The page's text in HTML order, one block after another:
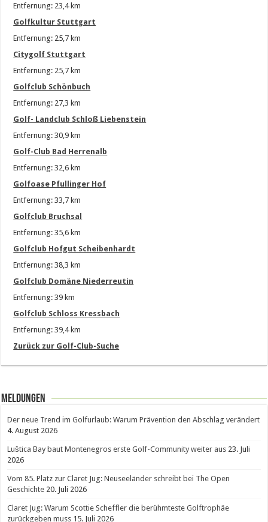
Entfernung: 23,4 km
Golfkultur Stuttgart
Entfernung: 25,7 km
Citygolf Stuttgart
Entfernung: 25,7 km
Golfclub Schönbuch
Entfernung: 27,3 km
Golf- Landclub Schloß Liebenstein
Entfernung: 30,9 km
Golf-Club Bad Herrenalb
Entfernung: 32,6 km
Golfoase Pfullinger Hof
Entfernung: 33,7 km
Golfclub Bruchsal
Entfernung: 35,6 km
Golfclub Hofgut Scheibenhardt
Entfernung: 38,3 km
Golfclub Domäne Niederreutin
Entfernung: 39 km
Golfclub Schloss Kressbach
Entfernung: 39,4 km
Zurück zur Golf-Club-Suche
Meldungen
Der neue Trend im Golfurlaub: Warum Prävention den Abschlag verändert
4. August 2026
Luštica Bay baut Montenegros erste Golf-Community weiter aus 23. Juli
2026
Vom 85. Platz zur Claret Jug: Neuseeländer schreibt bei The Open
Geschichte 20. Juli 2026
Claret Jug: Warum Scottie Scheffler die berühmteste Golftrophäe
zurückgeben muss 15. Juli 2026